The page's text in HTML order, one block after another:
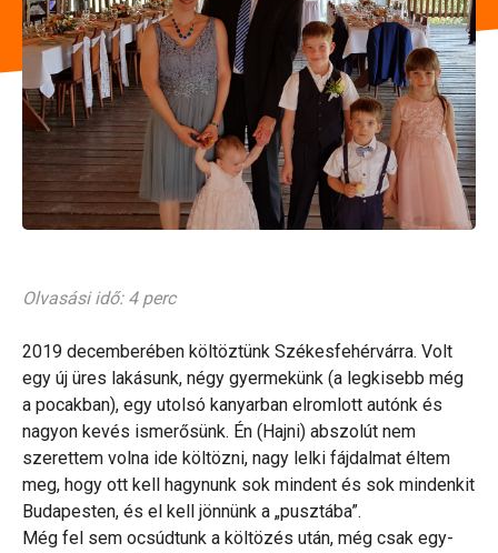
Olvasási idő: 4 perc
2019 decemberében költöztünk Székesfehérvárra. Volt
egy új üres lakásunk, négy gyermekünk (a legkisebb még
a pocakban), egy utolsó kanyarban elromlott autónk és
nagyon kevés ismerősünk. Én (Hajni) abszolút nem
szerettem volna ide költözni, nagy lelki fájdalmat éltem
meg, hogy ott kell hagynunk sok mindent és sok mindenkit
Budapesten, és el kell jönnünk a „pusztába”.
Még fel sem ocsúdtunk a költözés után, még csak egy-